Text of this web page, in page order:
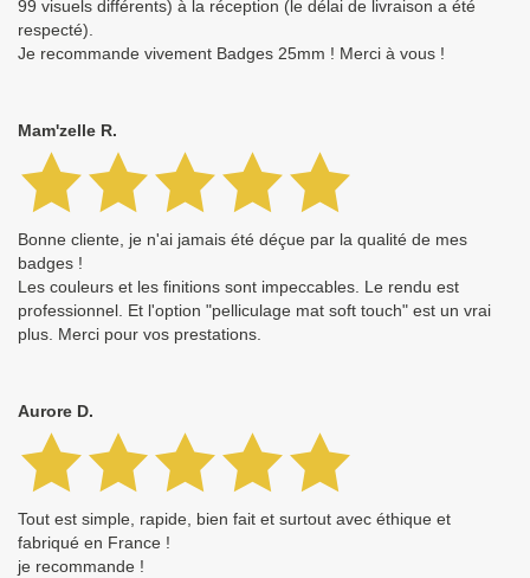
99 visuels différents) à la réception (le délai de livraison a été
respecté).
Je recommande vivement Badges 25mm ! Merci à vous !
Mam'zelle R.
Bonne cliente, je n'ai jamais été déçue par la qualité de mes
badges !
Les couleurs et les finitions sont impeccables. Le rendu est
professionnel. Et l'option "pelliculage mat soft touch" est un vrai
plus. Merci pour vos prestations.
Aurore D.
Tout est simple, rapide, bien fait et surtout avec éthique et
fabriqué en France !
je recommande !